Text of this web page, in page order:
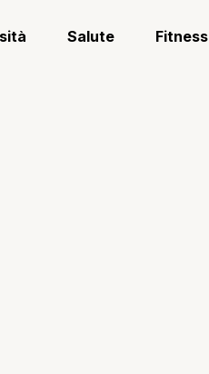
Salute Fitness